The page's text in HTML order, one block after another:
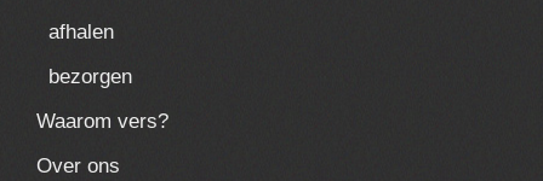
afhalen
bezorgen
Waarom vers?
Over ons